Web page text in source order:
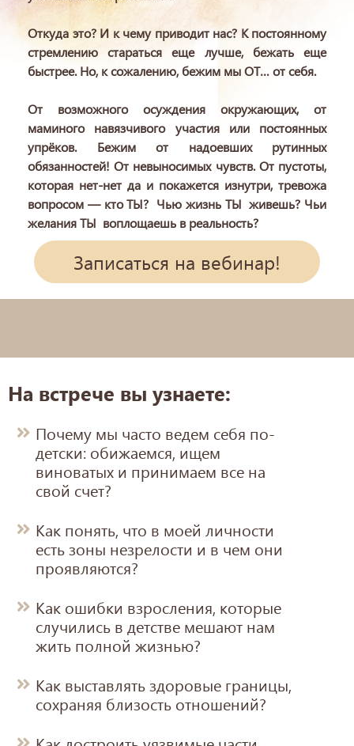
Откуда это? И к чему приводит нас? К постоянному
стремлению стараться еще лучше, бежать еще
быстрее. Но, к сожалению, бежим мы ОТ… от себя.
От возможного осуждения окружающих, от
маминого навязчивого участия или постоянных
упрёков. Бежим от надоевших рутинных
обязанностей! От невыносимых чувств. От пустоты,
которая нет-нет да и покажется изнутри, тревожа
вопросом — кто ТЫ? Чью жизнь ТЫ живешь? Чьи
желания ТЫ воплощаешь в реальность?
Записаться на вебинар!
На встрече вы узнаете:
Почему мы часто ведем себя по-
детски: обижаемся, ищем
виноватых и принимаем все на
свой счет?
Как понять, что в моей личности
есть зоны незрелости и в чем они
проявляются?
Как ошибки взросления, которые
случились в детстве мешают нам
жить полной жизнью?
Как выставлять здоровые границы,
сохраняя близость отношений?